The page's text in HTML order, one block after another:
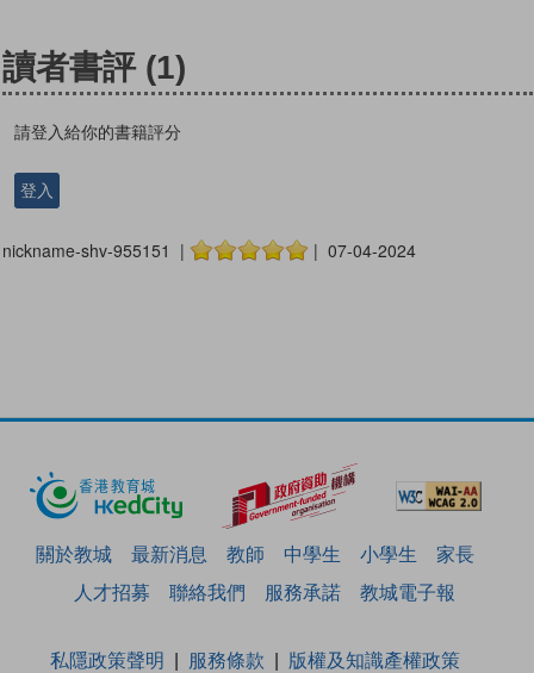
讀者書評 (1)
請登入給你的書籍評分
登入
nickname-shv-955151 | | 07-04-2024
關於教城 最新消息 教師 中學生 小學生
家長
人才招募
聯絡我們 服務承諾 教城電子報
私隱政策聲明 服務條款 版權及知識產權政策